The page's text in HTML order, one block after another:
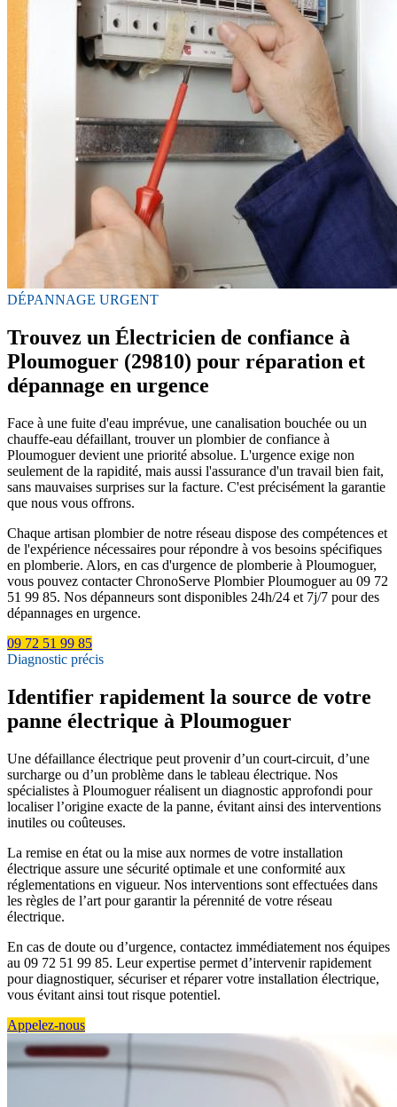
DÉPANNAGE URGENT
Trouvez un Électricien de confiance à
Ploumoguer (29810) pour réparation et
dépannage en urgence
Face à une fuite d'eau imprévue, une canalisation bouchée ou un
chauffe-eau défaillant, trouver un plombier de confiance à
Ploumoguer devient une priorité absolue. L'urgence exige non
seulement de la rapidité, mais aussi l'assurance d'un travail bien fait,
sans mauvaises surprises sur la facture. C'est précisément la garantie
que nous vous offrons.
Chaque artisan plombier de notre réseau dispose des compétences et
de l'expérience nécessaires pour répondre à vos besoins spécifiques
en plomberie. Alors, en cas d'urgence de plomberie à Ploumoguer,
vous pouvez contacter ChronoServe Plombier Ploumoguer au 09 72
51 99 85. Nos dépanneurs sont disponibles 24h/24 et 7j/7 pour des
dépannages en urgence.
09 72 51 99 85
Diagnostic précis
Identifier rapidement la source de votre
panne électrique à Ploumoguer
Une défaillance électrique peut provenir d’un court-circuit, d’une
surcharge ou d’un problème dans le tableau électrique. Nos
spécialistes à Ploumoguer réalisent un diagnostic approfondi pour
localiser l’origine exacte de la panne, évitant ainsi des interventions
inutiles ou coûteuses.
La remise en état ou la mise aux normes de votre installation
électrique assure une sécurité optimale et une conformité aux
réglementations en vigueur. Nos interventions sont effectuées dans
les règles de l’art pour garantir la pérennité de votre réseau
électrique.
En cas de doute ou d’urgence, contactez immédiatement nos équipes
au 09 72 51 99 85. Leur expertise permet d’intervenir rapidement
pour diagnostiquer, sécuriser et réparer votre installation électrique,
vous évitant ainsi tout risque potentiel.
Appelez-nous